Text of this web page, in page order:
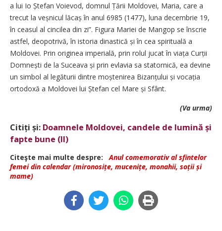
a lui Io Ștefan Voievod, domnul Țării Moldovei, Maria, care a
trecut la veșnicul lăcaș în anul 6985 (1477), luna decembrie 19,
în ceasul al cincilea din zi”. Figura Mariei de Mangop se înscrie
astfel, deopotrivă, în istoria dinastică și în cea spirituală a
Moldovei. Prin originea imperială, prin rolul jucat în viața Curții
Domnești de la Suceava și prin evlavia sa statornică, ea devine
un simbol al legăturii dintre moștenirea Bizanțului și vocația
ortodoxă a Moldovei lui Ștefan cel Mare și Sfânt.
(Va urma)
Citiți și: Doamnele Moldovei, candele de lumină și
fapte bune (II)
Citeşte mai multe despre:
Anul comemorativ al sfintelor
femei din calendar (mironosițe, mucenițe, monahii, soții și
mame)